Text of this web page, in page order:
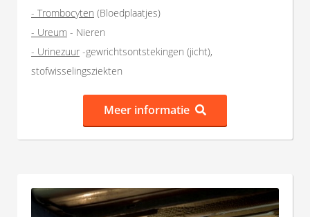
- Trombocyten (Bloedplaatjes)
- Ureum - Nieren
- Urinezuur -gewrichtsontstekingen (jicht),
stofwisselingsziekten
Meer informatie